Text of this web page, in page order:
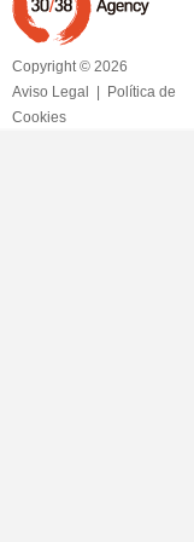
Copyright © 2026
Aviso Legal
Política de
Cookies